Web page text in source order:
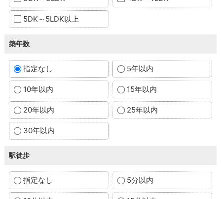
5DK～5LDK以上
築年数
指定なし 5年以内
10年以内 15年以内
20年以内 25年以内
30年以内
駅徒歩
指定なし 5分以内